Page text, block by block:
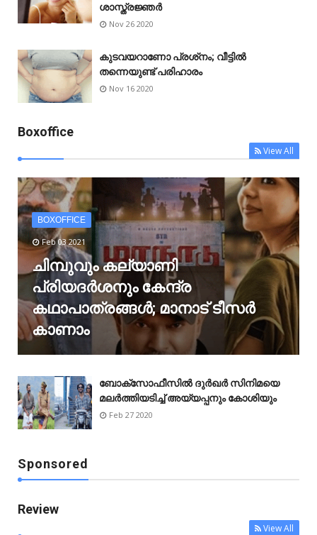
ശാസ്ത്രജ്ഞർ
Nov 26 2020
കുടവയറാണോ പ്രശ്‌നം; വീട്ടിൽ
തന്നെയുണ്ട് പരിഹാരം
Nov 16 2020
Boxoffice
View All
BOXOFFICE
Feb 03 2021
ചിമ്പുവും കല്യാണി
പ്രിയദർശനും കേന്ദ്ര
കഥാപാത്രങ്ങൾ; മാനാട് ടീസർ
കാണാം
ബോക്‌സോഫീസിൽ ദുർഖർ സിനിമയെ
മലർത്തിയടിച്ച് അയ്യപ്പനും കോശിയും
Feb 27 2020
Sponsored
Review
View All